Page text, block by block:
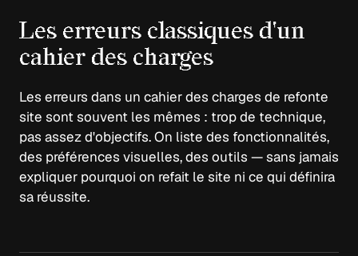
Les erreurs classiques d'un
cahier des charges
Les erreurs dans un cahier des charges de refonte
site sont souvent les mêmes : trop de technique,
pas assez d'objectifs. On liste des fonctionnalités,
des préférences visuelles, des outils — sans jamais
expliquer pourquoi on refait le site ni ce qui définira
sa réussite.